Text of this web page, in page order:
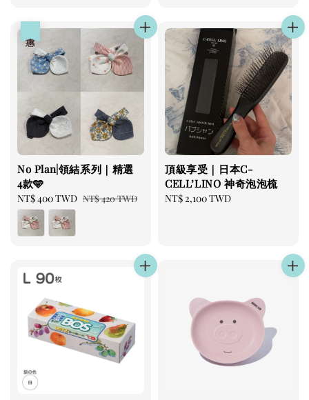
No Plan|領結系列｜精選
4款🩵
Sale
price
NT$ 400 TWD Regular
NT$ 420 TWD
頂級享受｜日本C-
CELL’LINO 神奇泡泡梳
Regular
NT$ 2,100 TWD